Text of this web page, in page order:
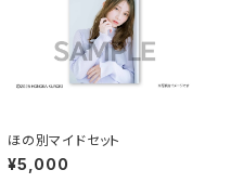
ほの別マイドセット
¥5,000